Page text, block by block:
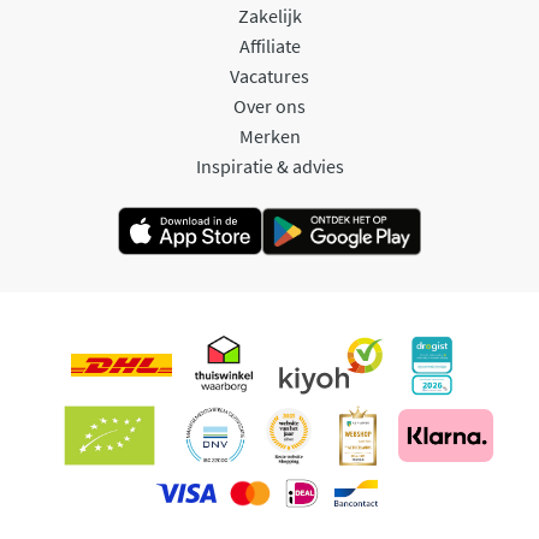
Zakelijk
Affiliate
Vacatures
Over ons
Merken
Inspiratie & advies